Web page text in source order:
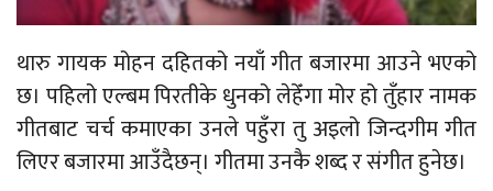
थारु गायक मोहन दहितको नयाँ गीत बजारमा आउने भएको
छ। पहिलो एल्बम पिरतीके धुनको लेहेँगा मोर हो तुँहार नामक
गीतबाट चर्च कमाएका उनले पहुँरा तु अइलो जिन्दगीम गीत
लिएर बजारमा आउँदैछन्। गीतमा उनकै शब्द र संगीत हुनेछ।